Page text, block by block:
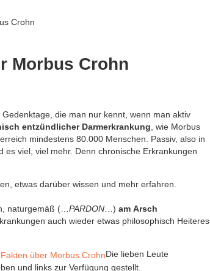
Morbus Crohn
die man nur kennt, wenn man aktiv
entzündlicher Darmerkrankung, wie Morbus
mindestens 80.000 Menschen. Passiv, also in
viel, viel mehr. Denn chronische Erkrankungen
etwas darüber wissen und mehr erfahren.
naturgemäß (…PARDON…) am Arsch
auch wieder etwas philosophisch Heiteres
Die lieben Leute
und links zur Verfügung gestellt.